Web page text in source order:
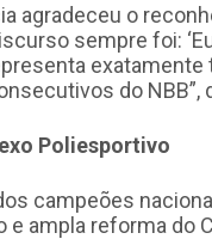
agradeceu o
sempre foi:
do NBB”,
Poliesportivo
campeões
e ampla reforma do